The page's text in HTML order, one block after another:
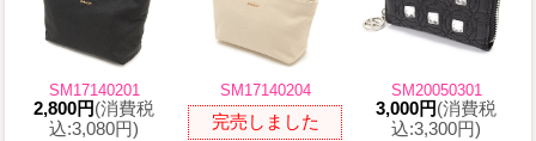
SM17140201
2,800円(消費税
込:3,080円)
SM17140204
完売しました
SM20050301
3,000円(消費税
込:3,300円)